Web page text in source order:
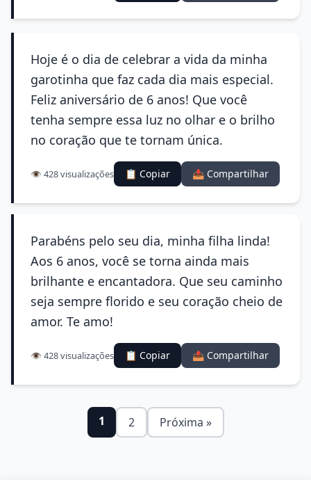
Hoje é o dia de celebrar a vida da minha
garotinha que faz cada dia mais especial.
Feliz aniversário de 6 anos! Que você
tenha sempre essa luz no olhar e o brilho
no coração que te tornam única.
👁️ 428 visualizações 📋 Copiar 📤 Compartilhar
Parabéns pelo seu dia, minha filha linda!
Aos 6 anos, você se torna ainda mais
brilhante e encantadora. Que seu caminho
seja sempre florido e seu coração cheio de
amor. Te amo!
👁️ 428 visualizações 📋 Copiar 📤 Compartilhar
1 2 Próxima »